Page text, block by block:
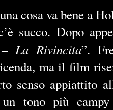
cosa va bene a
succo. Dopo
La Rivincita”.
ma il film
senso appiattito
un tono più